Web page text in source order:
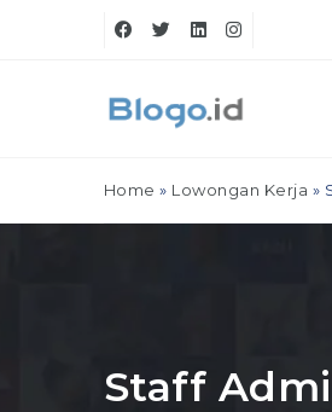
Home » Lowongan Kerja »
Staff